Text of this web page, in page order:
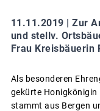
11.11.2019 | Zur
und stellv.
Frau Kreisbäuerin
Als besonderen
gekürte
stammt aus Bergen